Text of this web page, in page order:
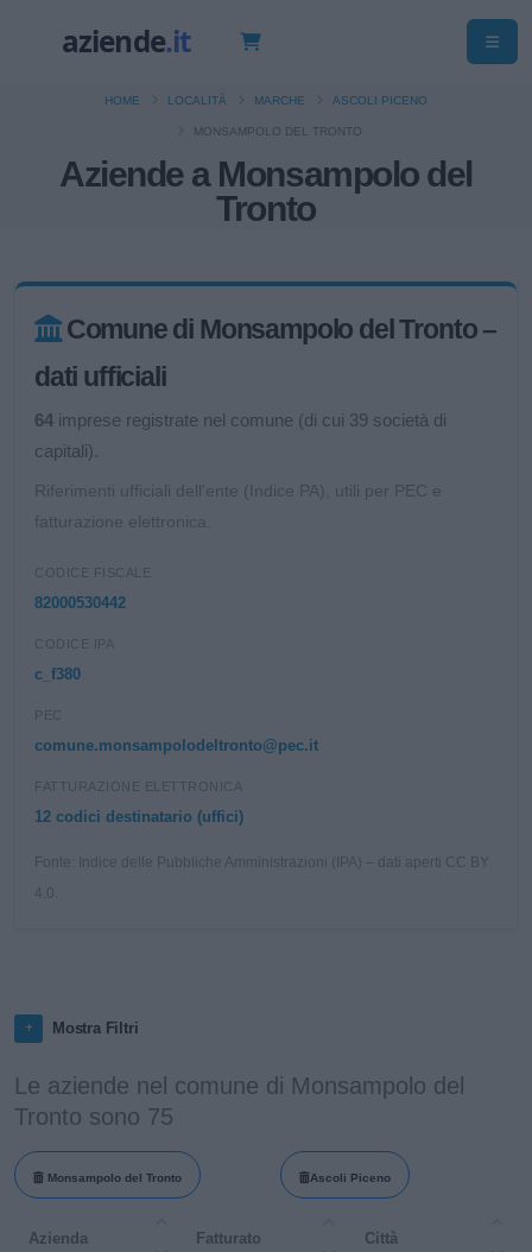
Aziende a Monsampolo del
Tronto
HOME LOCALITÀ MARCHE ASCOLI PICENO
MONSAMPOLO DEL TRONTO
Comune di Monsampolo del Tronto –
dati ufficiali
64 imprese registrate nel comune (di cui 39 società di
capitali).
Riferimenti ufficiali dell'ente (Indice PA), utili per PEC e
fatturazione elettronica.
CODICE FISCALE
82000530442
CODICE IPA
c_f380
PEC
comune.monsampolodeltronto@pec.it
FATTURAZIONE ELETTRONICA
12 codici destinatario (uffici)
Fonte: Indice delle Pubbliche Amministrazioni (IPA) – dati aperti CC BY
Mostra Filtri
Le aziende nel comune di Monsampolo del
Tronto sono 75
Monsampolo del Tronto Ascoli Piceno
Azienda Fatturato Città